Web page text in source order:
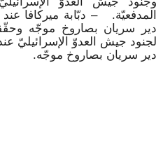
المدفعيّة. – دبّابة ميركافا
دير سريان بصاروخ موجّه
لجنود جيش العدوّ الإسرائيليّ
دير سريان بصاروخ موجّه.